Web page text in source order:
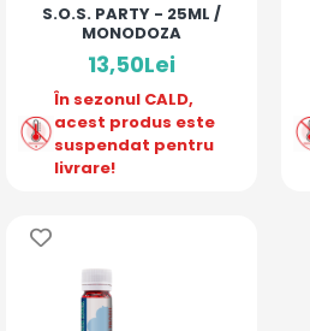
S.O.S. PARTY - 25ML /
MONODOZA
13,50Lei
În sezonul CALD,
acest produs este
suspendat pentru
livrare!